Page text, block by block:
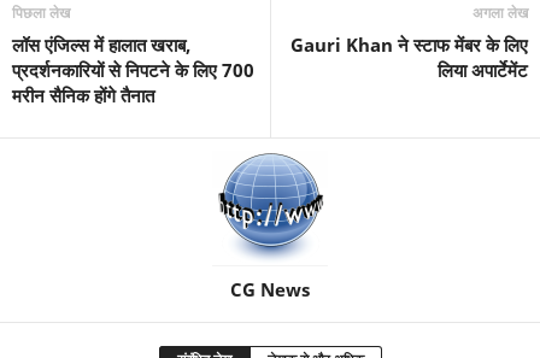
पिछला लेख
लॉस एंजिल्स में हालात खराब,
प्रदर्शनकारियों से निपटने के लिए 700
मरीन सैनिक होंगे तैनात
अगला लेख
Gauri Khan ने स्टाफ मेंबर के लिए
लिया अपार्टेमेंट
CG News